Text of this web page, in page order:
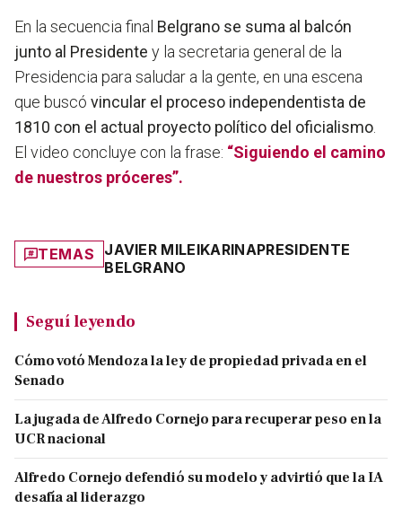
En la secuencia final Belgrano se suma al balcón
junto al Presidente y la secretaria general de la
Presidencia para saludar a la gente, en una escena
que buscó vincular el proceso independentista de
1810 con el actual proyecto político del oficialismo
El video concluye con la frase: “Siguiendo el camino
de nuestros próceres”.
TEMAS JAVIER MILEIKARINAPRESIDENTE
BELGRANO
Seguí leyendo
Cómo votó Mendoza la ley de propiedad privada en el
Senado
La jugada de Alfredo Cornejo para recuperar peso en la
UCR nacional
Alfredo Cornejo defendió su modelo y advirtió que la IA
desafía al liderazgo